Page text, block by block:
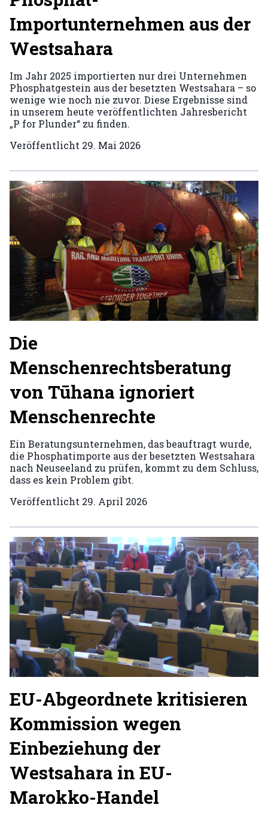
Importunternehmen aus der
Westsahara
Im Jahr 2025 importierten nur drei Unternehmen
Phosphatgestein aus der besetzten Westsahara – so
wenige wie noch nie zuvor. Diese Ergebnisse sind
in unserem heute veröffentlichten Jahresbericht
„P for Plunder“ zu finden.
Veröffentlicht 29. Mai 2026
Die
Menschenrechtsberatung
von Tūhana ignoriert
Menschenrechte
Ein Beratungsunternehmen, das beauftragt wurde,
die Phosphatimporte aus der besetzten Westsahara
nach Neuseeland zu prüfen, kommt zu dem Schluss,
dass es kein Problem gibt.
Veröffentlicht 29. April 2026
EU-Abgeordnete kritisieren
Kommission wegen
Einbeziehung der
Westsahara in EU-
Marokko-Handel